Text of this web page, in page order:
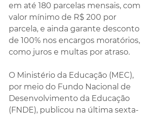
em até 180 parcelas mensais, com
valor mínimo de R$ 200 por
parcela, e ainda garante desconto
de 100% nos encargos moratórios,
como juros e multas por atraso.
O Ministério da Educação (MEC),
por meio do Fundo Nacional de
Desenvolvimento da Educação
(FNDE), publicou na última sexta-